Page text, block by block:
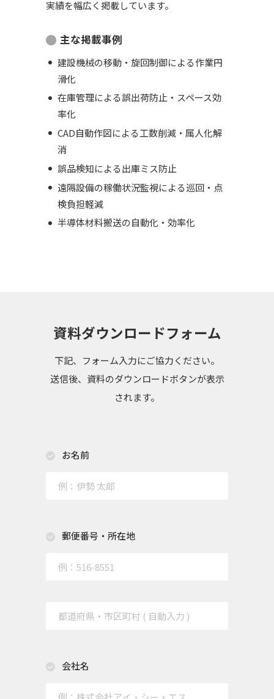
実績を幅広く掲載しています。
主な掲載事例
建設機械の移動・旋回制御による作業円
滑化
在庫管理による誤出荷防止・スペース効
率化
CAD自動作図による工数削減・属人化解
消
誤品検知による出庫ミス防止
遠隔設備の稼働状況監視による巡回・点
検負担軽減
半導体材料搬送の自動化・効率化
資料ダウンロードフォーム
下記、フォーム入力にご協力ください。
送信後、資料のダウンロードボタンが表示
されます。
お名前
郵便番号・所在地
会社名